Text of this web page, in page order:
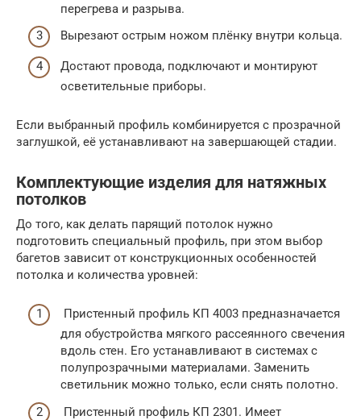
перегрева и разрыва.
Вырезают острым ножом плёнку внутри кольца.
Достают провода, подключают и монтируют
осветительные приборы.
Если выбранный профиль комбинируется с прозрачной
заглушкой, её устанавливают на завершающей стадии.
Комплектующие изделия для натяжных
потолков
До того, как делать парящий потолок нужно
подготовить специальный профиль, при этом выбор
багетов зависит от конструкционных особенностей
потолка и количества уровней:
Пристенный профиль КП 4003 предназначается
для обустройства мягкого рассеянного свечения
вдоль стен. Его устанавливают в системах с
полупрозрачными материалами. Заменить
светильник можно только, если снять полотно.
Пристенный профиль КП 2301. Имеет